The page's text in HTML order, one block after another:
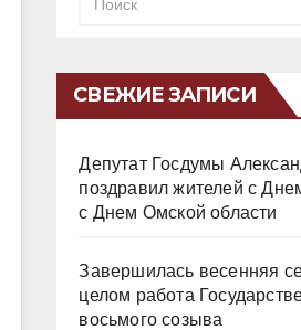
СВЕЖИЕ ЗАПИСИ
Депутат Госдумы
поздравил жителей с
с Днем Омской области
Завершилась весенняя
целом работа
восьмого созыва